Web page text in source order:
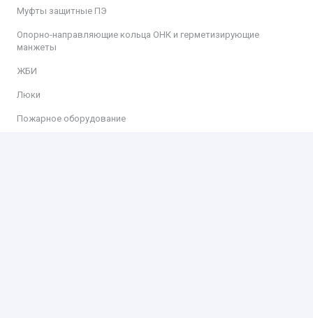
Муфты защитные ПЭ
Опорно-направляющие кольца ОНК и герметизирующие
манжеты
ЖБИ
Люки
Пожарное оборудование